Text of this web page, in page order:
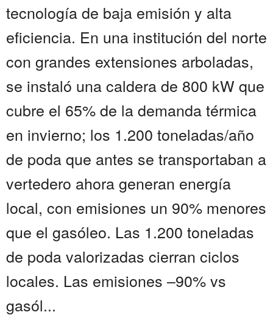
tecnología de baja emisión y alta
eficiencia. En una institución del norte
con grandes extensiones arboladas,
se instaló una caldera de 800 kW que
cubre el 65% de la demanda térmica
en invierno; los 1.200 toneladas/año
de poda que antes se transportaban a
vertedero ahora generan energía
local, con emisiones un 90% menores
que el gasóleo. Las 1.200 toneladas
de poda valorizadas cierran ciclos
locales. Las emisiones –90% vs
gasól...